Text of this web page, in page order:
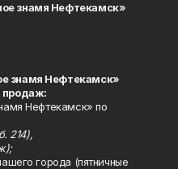
знамя Нефтекамск»
знамя Нефтекамск»
продаж:
Нефтекамск» по
214),
города (пятничные